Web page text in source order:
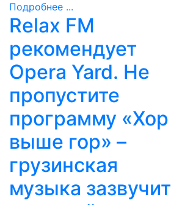
Подробнее ...
Relax FM
рекомендует
Opera Yard. Не
пропустите
программу «Хор
выше гор» –
грузинская
музыка зазвучит